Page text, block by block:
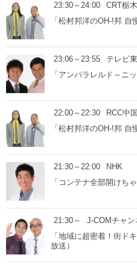
23:30～24:00
CRT栃
「松村邦洋のOH-!邦 自
23:06～23:55
テレビ
「アンパラレルド～ニ
22:00～22:30
RCC中
「松村邦洋のOH-!邦 自
21:30～22:00
NHK
「コンテナ全部開けち
21:30～
J-COMチャン
「地域に超密着！街ド
放送）